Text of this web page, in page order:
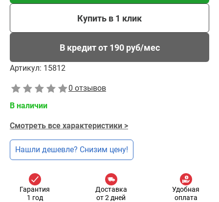
Купить в 1 клик
В кредит от 190 руб/мес
Артикул: 15812
0 отзывов
В наличии
Смотреть все характеристики >
Нашли дешевле? Снизим цену!
Гарантия
1 год
Доставка
от 2 дней
Удобная
оплата